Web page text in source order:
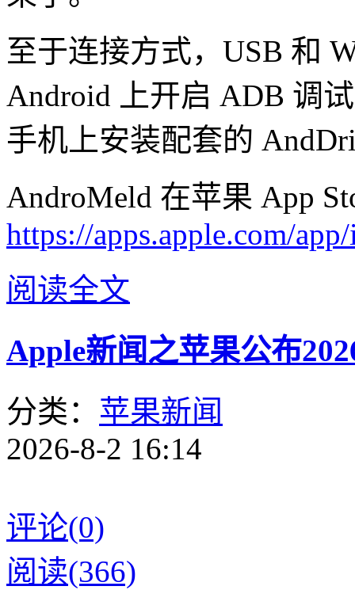
至于连接方式，USB 和
Android 上开启 ADB 调
手机上安装配套的
AndroMeld 在苹果 App
https://apps.apple.com/
阅读全文
Apple新闻之苹果公布
分类： 苹果新闻
2026-8-2 16:14
评论(0)
阅读(366)